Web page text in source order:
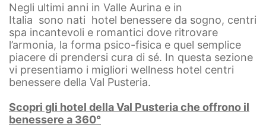
Negli ultimi anni in Valle Aurina e in
Italia sono nati hotel benessere da sogno, centri
spa incantevoli e romantici dove ritrovare
l’armonia, la forma psico-fisica e quel semplice
piacere di prendersi cura di sé. In questa sezione
vi presentiamo i migliori wellness hotel centri
benessere della Val Pusteria.
Scopri gli hotel della Val Pusteria che offrono il
benessere a 360°